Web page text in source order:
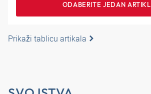
ODABERITE JEDAN ARTIKL
Prikaži tablicu artikala